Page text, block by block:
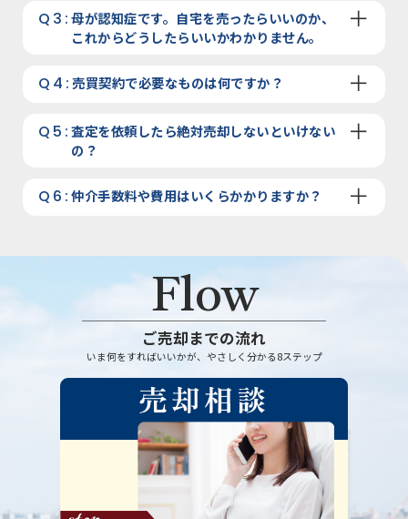
Q3:母が認知症です。自宅を売ったらいいのか、
これからどうしたらいいかわかりません。
＋
Q4:売買契約で必要なものは何ですか？ ＋
Q5:査定を依頼したら絶対売却しないといけない
の？
＋
Q6:仲介手数料や費用はいくらかかりますか？ ＋
Flow
ご売却までの流れ
いま何をすればいいかが、やさしく分かる8ステップ